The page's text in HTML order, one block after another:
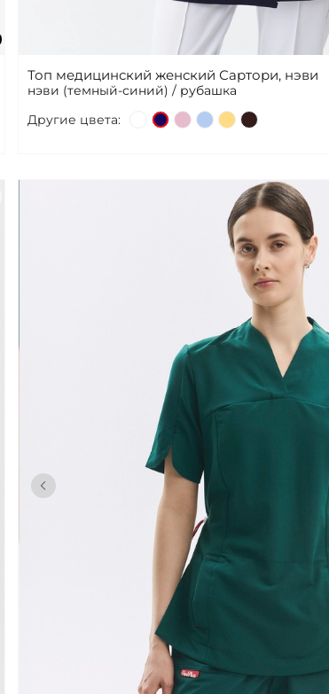
Топ медицинский женский Сартори, нэви
нэви (темный-синий) / рубашка
Другие цвета: